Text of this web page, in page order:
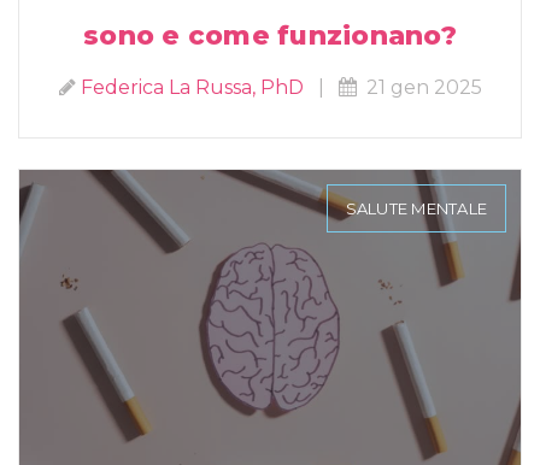
sono e come funzionano?
Federica La Russa, PhD 21 gen 2025
SALUTE MENTALE